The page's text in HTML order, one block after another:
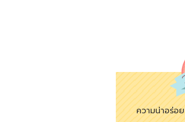
ความน่าอร่อย